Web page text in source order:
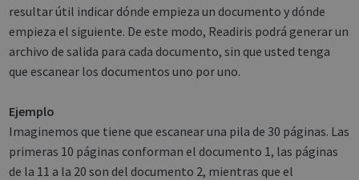
resultar útil indicar dónde empieza un documento y dónde
empieza el siguiente. De este modo, Readiris podrá generar un
archivo de salida para cada documento, sin que usted tenga
que escanear los documentos uno por uno.
Ejemplo
Imaginemos que tiene que escanear una pila de 30 páginas. Las
primeras 10 páginas conforman el documento 1, las páginas
de la 11 a la 20 son del documento 2, mientras que el